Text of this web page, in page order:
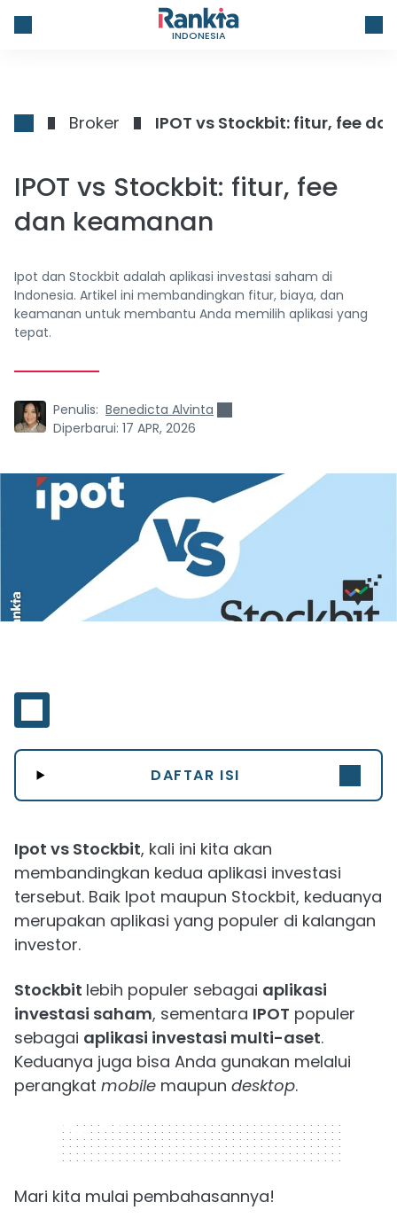
INDONESIA
Broker IPOT vs Stockbit: fitur, fee
IPOT vs Stockbit: fitur, fee
dan keamanan
Ipot dan Stockbit adalah aplikasi investasi saham di
Indonesia. Artikel ini membandingkan fitur, biaya, dan
keamanan untuk membantu Anda memilih aplikasi yang
tepat.
Penulis: Benedicta Alvinta
Diperbarui: 17 APR, 2026
DAFTAR ISI
Ipot vs Stockbit, kali ini kita akan
membandingkan kedua aplikasi investasi
tersebut. Baik Ipot maupun Stockbit, keduanya
merupakan aplikasi yang populer di kalangan
investor.
Stockbit lebih populer sebagai aplikasi
investasi saham, sementara IPOT populer
sebagai aplikasi investasi multi-aset.
Keduanya juga bisa Anda gunakan melalui
perangkat mobile maupun desktop.
320 x 50
Mari kita mulai pembahasannya!